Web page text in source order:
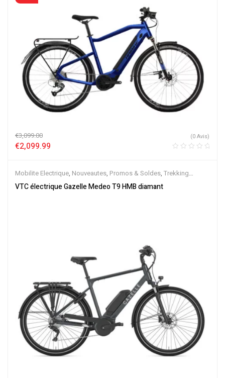
€3,099.00
€2,099.99
(0 Avis)
Mobilite Electrique, Nouveautes, Promos & Soldes, Trekking
électrique,Vélo électrique ville,Velos Electriques,VTC Electrique
VTC électrique Gazelle Medeo T9 HMB diamant